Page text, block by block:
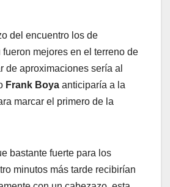
del encuentro los de
fueron mejores en el terreno de
de aproximaciones sería al
Frank Boya anticiparía a la
marcar el primero de la
bastante fuerte para los
minutos más tarde recibirían